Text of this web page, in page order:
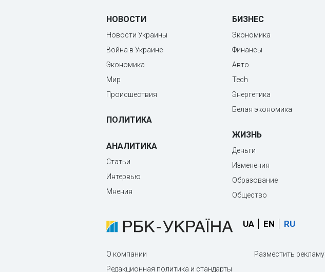
НОВОСТИ
Новости Украины
Война в Украине
Экономика
Мир
Происшествия
ПОЛИТИКА
АНАЛИТИКА
Статьи
Интервью
Мнения
БИЗНЕС
Экономика
Финансы
Авто
Tech
Энергетика
Белая экономика
ЖИЗНЬ
Деньги
Изменения
Образование
Общество
UA EN RU
О компании
Редакционная политика и стандарты
Разместить рекламу